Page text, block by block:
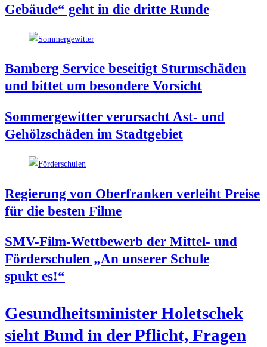
Gebäu­de“ geht in die drit­te Runde
Bam­berg Ser­vice besei­tigt Sturm­schä­den
und bit­tet um beson­de­re Vorsicht
Som­mer­ge­wit­ter ver­ur­sacht Ast- und
Gehölz­schä­den im Stadtgebiet
Regie­rung von Ober­fran­ken ver­leiht Prei­se
für die bes­ten Filme
SMV-Film-Wett­be­werb der Mit­tel- und
För­der­schu­len „An unse­rer Schu­le
spukt es!“
Gesund­heits­mi­nis­ter Holet­schek
sieht Bund in der Pflicht, Fra­gen